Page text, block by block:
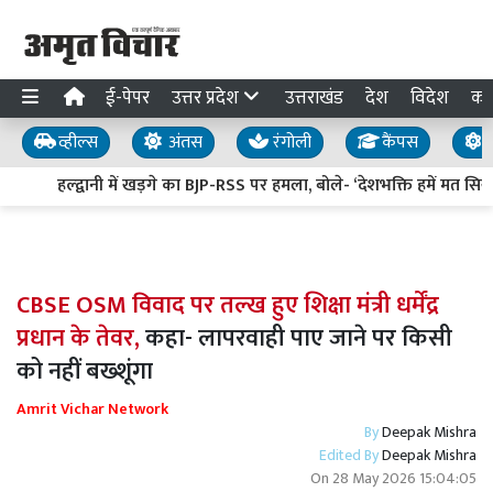
ई-पेपर उत्तर प्रदेश उत्तराखंड देश विदेश
व्हील्स अंतस रंगोली कैंपस
हल्द्वानी में खड़गे का BJP-RSS पर हमला, बोले- ‘देशभक्ति हमें मत
CBSE OSM विवाद पर तल्ख हुए शिक्षा मंत्री धर्मेंद्र
प्रधान के तेवर,कहा- लापरवाही पाए जाने पर किसी
को नहीं बख्शूंगा
Amrit Vichar Network
ByDeepak Mishra
Edited ByDeepak Mishra
On 28 May 2026 15:04:05